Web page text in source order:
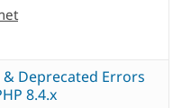
Deprecated Errors
8.4.x